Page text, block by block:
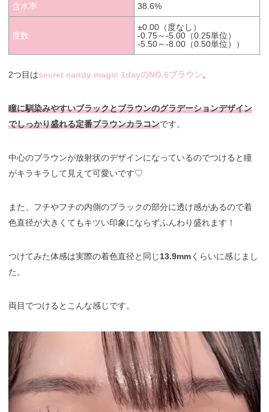
含水率 38.6%
度数
±0.00（度なし）
-0.75～-5.00（0.25単位）
-5.50～-8.00（0.50単位））
2つ目はsecret candy magic 1dayのNO.6ブラウン。
瞳に馴染みやすいブラックとブラウンのグラデーションデザイン
でしっかり盛れる定番ブラウンカラコンです。
中心のブラウンが放射状のデザインになっているのでつけると瞳
がキラキラして見えて可愛いです♡
また、フチやフチの内側のブラックの部分に透け感があるので着
色直径が大きくてもキツい印象にならずふんわり盛れます！
つけてみた体感は実際の着色直径と同じ13.9mmくらいに感じまし
た。
両目でつけるとこんな感じです。